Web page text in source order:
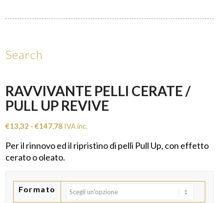
Search
RAVVIVANTE PELLI CERATE /
PULL UP REVIVE
€13,32 - €147,78Fascia
prezzo:
da
a
€147,78
IVA inc.
Per il rinnovo ed il ripristino di pelli Pull Up, con effetto
cerato o oleato.
Formato